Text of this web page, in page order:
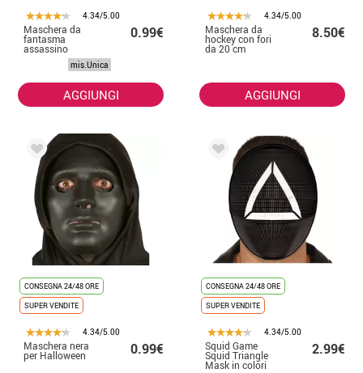
4.34/5.00
Maschera da
fantasma
assassino
0.99€
mis.Unica
AGGIUNGI
4.34/5.00
Maschera da
hockey con fori
da 20 cm
8.50€
AGGIUNGI
CONSEGNA 24/48 ORE
SUPER VENDITE
4.34/5.00
Maschera nera
per Halloween 0.99€
CONSEGNA 24/48 ORE
SUPER VENDITE
4.34/5.00
Squid Game
Squid Triangle
Mask in colori
2.99€